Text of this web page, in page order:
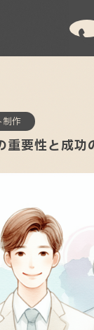
重要性と成功
作